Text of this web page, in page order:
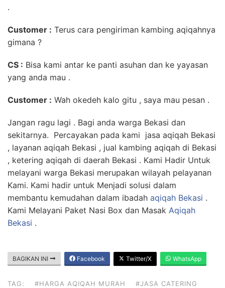
.
Customer : Terus cara pengiriman kambing aqiqahnya
gimana ?
CS : Bisa kami antar ke panti asuhan dan ke yayasan
yang anda mau .
Customer : Wah okedeh kalo gitu , saya mau pesan .
Jangan ragu lagi . Bagi anda warga Bekasi dan
sekitarnya. Percayakan pada kami jasa aqiqah Bekasi
, layanan aqiqah Bekasi , jual kambing aqiqah di Bekasi
, ketering aqiqah di daerah Bekasi . Kami Hadir Untuk
melayani warga Bekasi merupakan wilayah pelayanan
Kami. Kami hadir untuk Menjadi solusi dalam
membantu kemudahan dalam ibadah aqiqah Bekasi .
Kami Melayani Paket Nasi Box dan Masak Aqiqah
Bekasi .
BAGIKAN INI Facebook Twitter/X WhatsApp
TAG: #HARGA AQIQAH MURAH
#JASA CATERING